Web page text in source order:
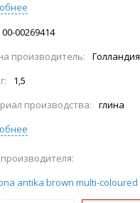
00-00269414
производитель:
Голландия
1,5
производства:
глина
antika brown multi-coloured